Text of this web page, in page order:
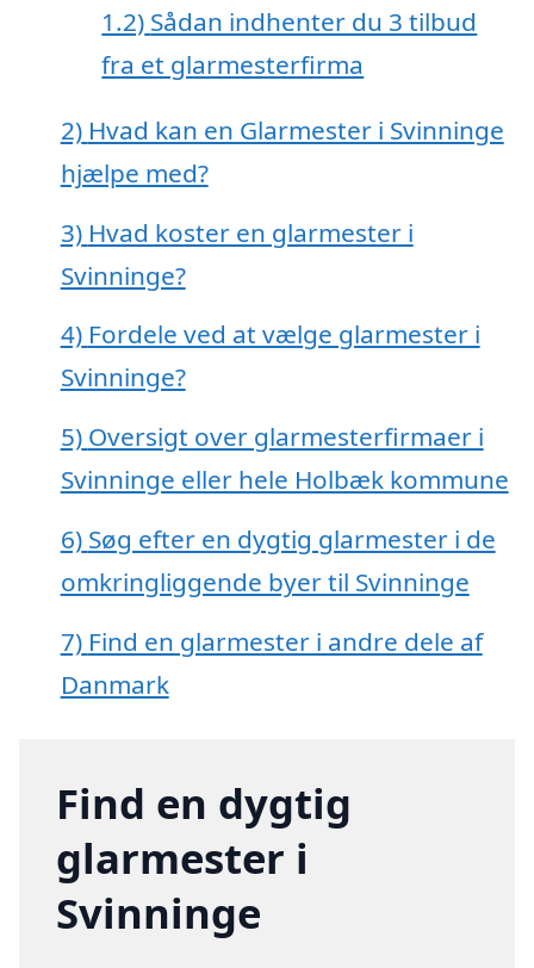
1.2) Sådan indhenter du 3 tilbud
fra et glarmesterfirma
2) Hvad kan en Glarmester i Svinninge
hjælpe med?
3) Hvad koster en glarmester i
Svinninge?
4) Fordele ved at vælge glarmester i
Svinninge?
5) Oversigt over glarmesterfirmaer i
Svinninge eller hele Holbæk kommune
6) Søg efter en dygtig glarmester i de
omkringliggende byer til Svinninge
7) Find en glarmester i andre dele af
Danmark
Find en dygtig
glarmester i
Svinninge